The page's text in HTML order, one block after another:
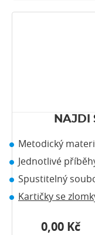
NAJDI
Metodický
Jednotlivé
Spustitelný
Kartičky se
0,00 Kč